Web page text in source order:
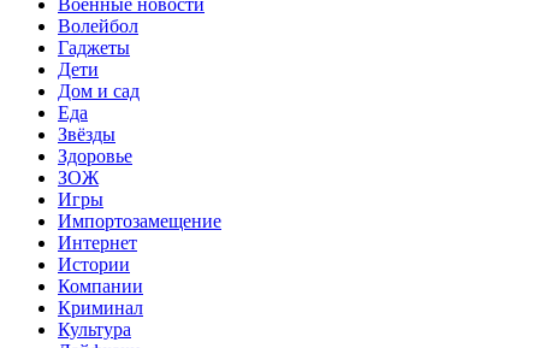
Волейбол
Гаджеты
Дети
Дом и сад
Еда
Звёзды
Здоровье
ЗОЖ
Игры
Импортозамещение
Интернет
Истории
Компании
Криминал
Культура